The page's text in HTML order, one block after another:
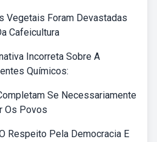
Vegetais Foram Devastadas
Cafeicultura
Incorreta Sobre A
Químicos:
Se Necessariamente
Os Povos
Respeito Pela Democracia E